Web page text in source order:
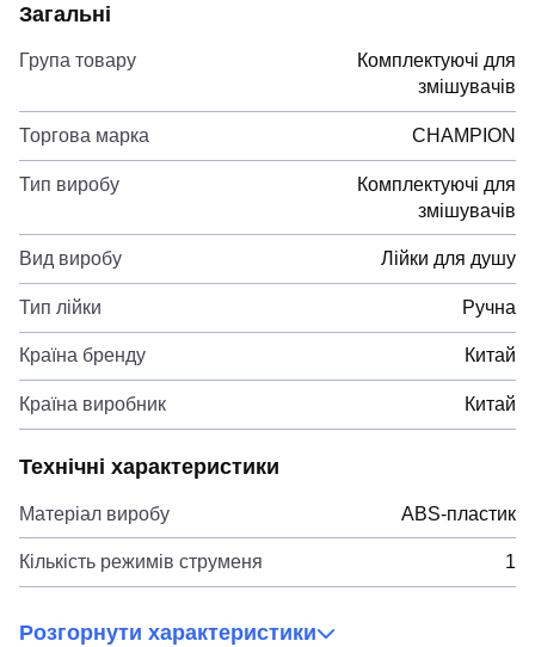
Загальні
Група товару
Комплектуючі для
змішувачів
Торгова марка CHAMPION
Тип виробу
Комплектуючі для
змішувачів
Вид виробу Лійки для душу
Тип лійки Ручна
Країна бренду Китай
Країна виробник Китай
Технічні характеристики
Матеріал виробу ABS-пластик
Кількість режимів струменя 1
Розгорнути характеристики